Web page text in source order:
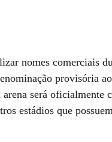
nomes comerciais
provisória
será oficialmente
estádios que possuem